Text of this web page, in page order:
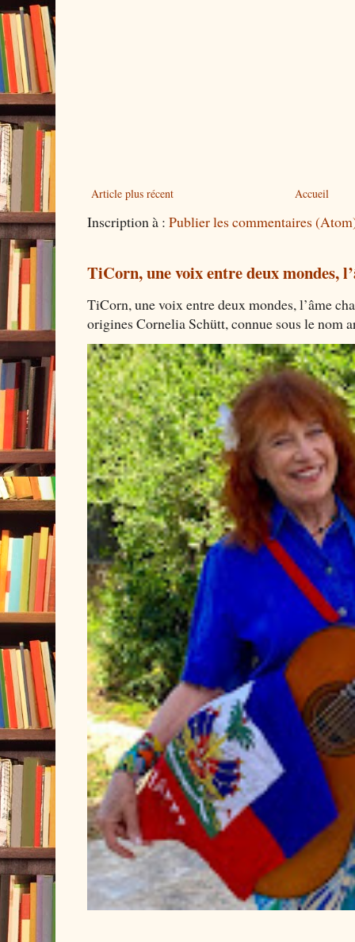
Article plus récent Accueil
Inscription à : Publier les commentaires
TiCorn, une voix entre deux mondes,
TiCorn, une voix entre deux mondes, l’âme
origines Cornelia Schütt, connue sous le nom